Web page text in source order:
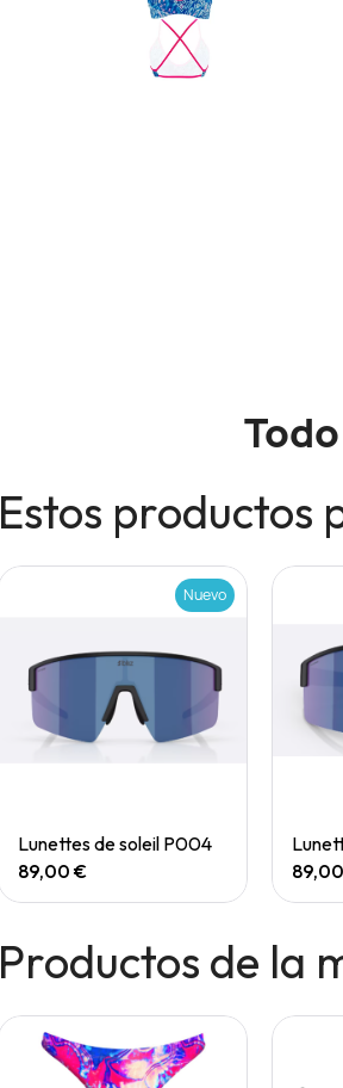
Estos productos
Quick View
Nuevo
Lunettes de soleil P004
89,00 €
Productos de la